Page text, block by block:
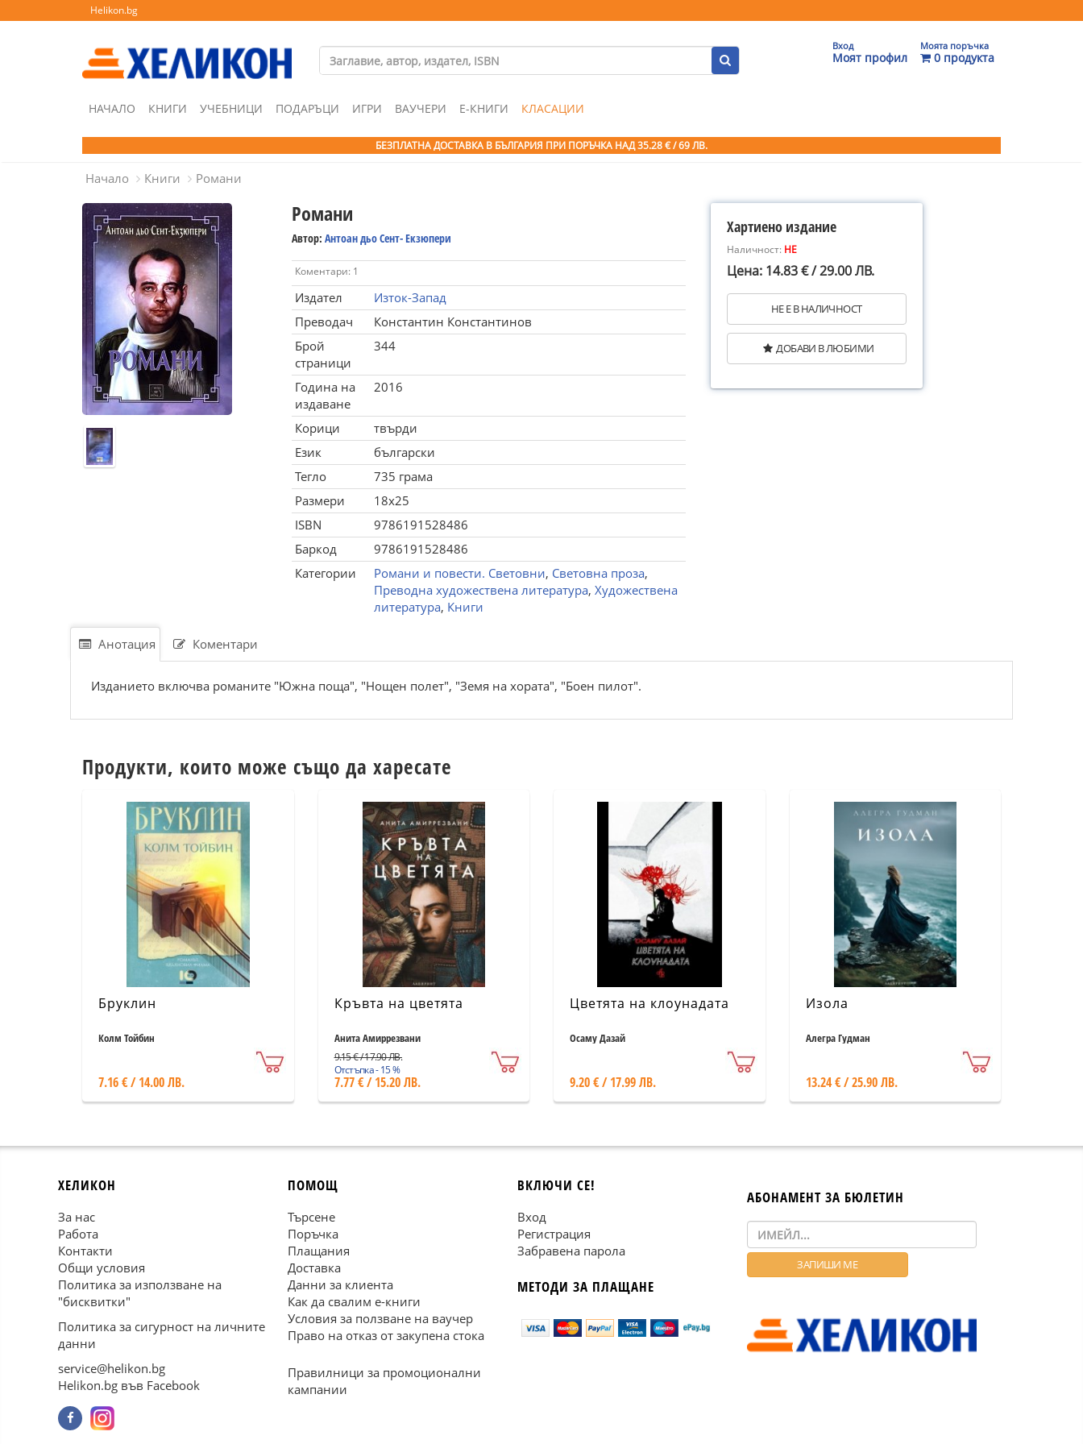
Helikon.bg
Вход
Моят профил
Моята поръчка
0 продукта
НАЧАЛО КНИГИ УЧЕБНИЦИ ПОДАРЪЦИ ИГРИ ВАУЧЕРИ Е-КНИГИ КЛАСАЦИИ
БЕЗПЛАТНА ДОСТАВКА В БЪЛГАРИЯ ПРИ ПОРЪЧКА НАД 35.28 € / 69 ЛВ.
Начало Книги Романи
Романи
Автор: Антоан дьо Сент- Екзюпери
Коментари: 1
Издател
Изток-Запад
Преводач
Константин Константинов
Брой
страници
344
Година на
издаване
2016
Корици
твърди
Език
български
Тегло
735 грама
Размери
18x25
ISBN
9786191528486
Баркод
9786191528486
Категории
Романи и повести. Световни, Световна проза,
Преводна художествена литература, Художествена
литература, Книги
Хартиено издание
Наличност: НЕ
Цена: 14.83 € / 29.00 ЛВ.
НЕ Е В НАЛИЧНОСТ
ДОБАВИ В ЛЮБИМИ
Анотация Коментари
Изданието включва романите "Южна поща", "Нощен полет", "Земя на хората", "Боен пилот".
Продукти, които може също да харесате
Бруклин
Колм Тойбин
7.16 € / 14.00 ЛВ.
Кръвта на цветята
Анита Амиррезвани
9.15 € / 17.90 ЛВ.
Отстъпка - 15 %
7.77 € / 15.20 ЛВ.
Цветята на клоунадата
Осаму Дазай
9.20 € / 17.99 ЛВ.
Изола
Алегра Гудман
13.24 € / 25.90 ЛВ.
ХЕЛИКОН
За нас
Работа
Контакти
Общи условия
Политика за използване на
"бисквитки"
Политика за сигурност на личните
данни
service@helikon.bg
Helikon.bg във Facebook
ПОМОЩ
Търсене
Поръчка
Плащания
Доставка
Данни за клиента
Как да свалим е-книги
Условия за ползване на ваучер
Право на отказ от закупена стока
Правилници за промоционални
кампании
ВКЛЮЧИ СЕ!
Вход
Регистрация
Забравена парола
МЕТОДИ ЗА ПЛАЩАНЕ
АБОНАМЕНТ ЗА БЮЛЕТИН